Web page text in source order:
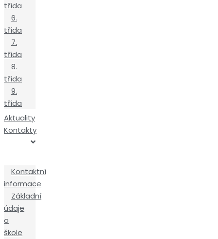
třída
6.
třída
7.
třída
8.
třída
9.
třída
Aktuality
Kontakty
Kontaktní
informace
Základní
údaje
o
škole